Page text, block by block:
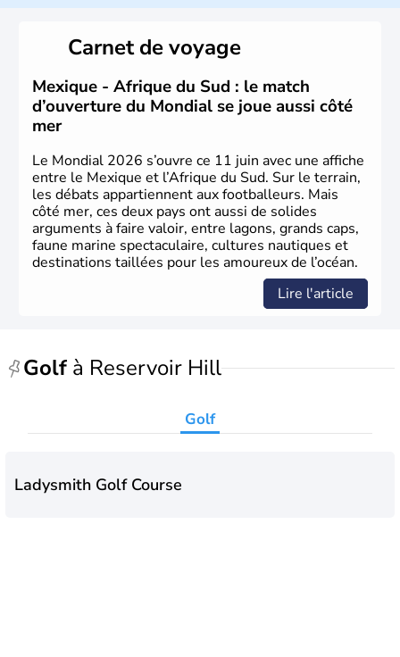
Mandela. Sa capitale administrative est aujourd'hui
Pretoria. L'Afrique du Sud est riche en ressources
minières, notamment avec l'or et le charbon.
Carnet de voyage
Mexique - Afrique du Sud : le match
d’ouverture du Mondial se joue aussi côté
mer
Le Mondial 2026 s’ouvre ce 11 juin avec une affiche
entre le Mexique et l’Afrique du Sud. Sur le terrain,
les débats appartiennent aux footballeurs. Mais
côté mer, ces deux pays ont aussi de solides
arguments à faire valoir, entre lagons, grands caps,
faune marine spectaculaire, cultures nautiques et
destinations taillées pour les amoureux de l’océan.
Lire l'article
Golf à Reservoir Hill
Golf
Ladysmith Golf Course